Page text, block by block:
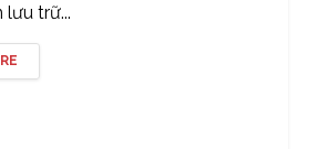
lưu trữ...